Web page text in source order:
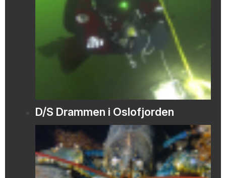
D/S Drammen i Oslofjorden